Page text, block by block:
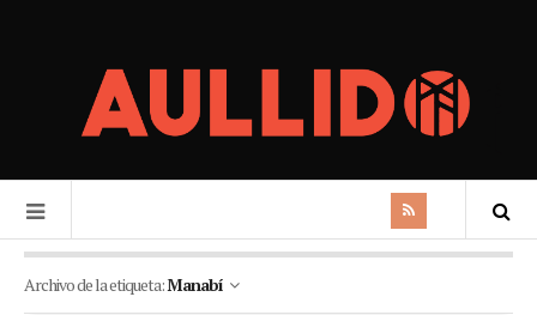
Archivo de la etiqueta:Manabí